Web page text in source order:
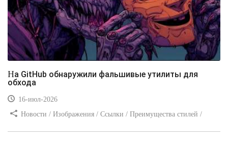
На GitHub обнаружили фальшивые утилиты для
обхода
16-июл-2026
Новости / Изображения / Ссылки / Преимущества стилей /